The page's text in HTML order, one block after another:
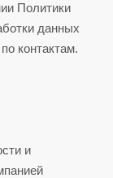
Политики
данных
контактам.
и